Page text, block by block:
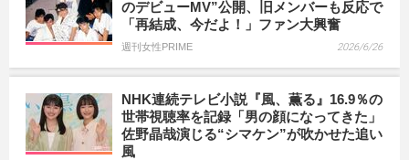
のデビューMV”公開、旧メンバーも反応で
「再結成、今だよ！」ファン大興奮
週刊女性PRIME 2026/6/26
NHK連続テレビ小説『風、薫る』16.9％の
世帯視聴率を記録「男の顔になってきた」
佐野晶哉演じる“シマケン”が吹かせた追い
風